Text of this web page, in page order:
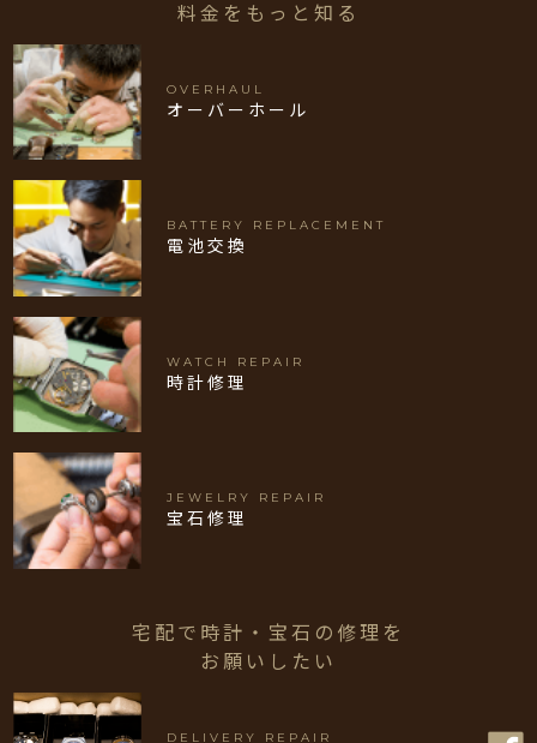
料金をもっと知る
OVERHAUL
オーバーホール
BATTERY REPLACEMENT
電池交換
WATCH REPAIR
時計修理
JEWELRY REPAIR
宝石修理
宅配で時計・宝石の修理を
お願いしたい
DELIVERY REPAIR